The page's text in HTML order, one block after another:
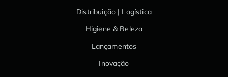
Distribuição | Logística
Higiene & Beleza
Lançamentos
Inovação